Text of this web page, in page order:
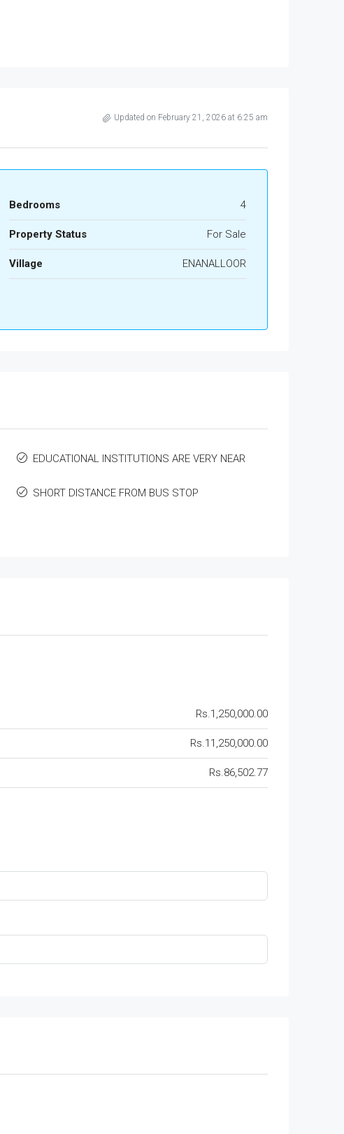
Updated on February 21, 2026 at 6:25 am
Bedrooms 4
Property Status For Sale
Village ENANALLOOR
EDUCATIONAL INSTITUTIONS ARE VERY NEAR
SHORT DISTANCE FROM BUS STOP
Rs.1,250,000.00
Rs.11,250,000.00
Rs.86,502.77